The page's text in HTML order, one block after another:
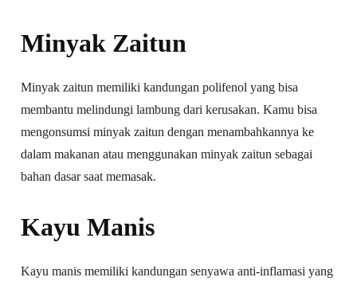
Minyak Zaitun
Minyak zaitun memiliki kandungan polifenol yang bisa
membantu melindungi lambung dari kerusakan. Kamu bisa
mengonsumsi minyak zaitun dengan menambahkannya ke
dalam makanan atau menggunakan minyak zaitun sebagai
bahan dasar saat memasak.
Kayu Manis
Kayu manis memiliki kandungan senyawa anti-inflamasi yang